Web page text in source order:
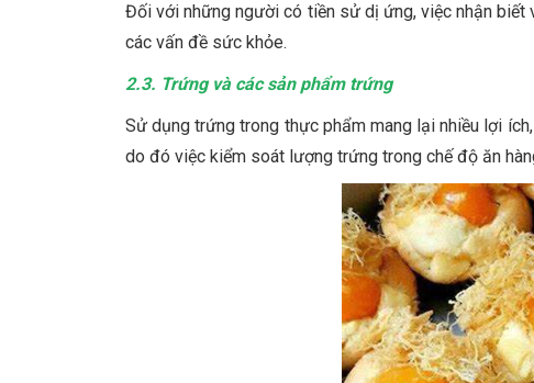
Đối với những người có tiền sử dị ứng, việc nhận biết
các vấn đề sức khỏe.
2.3. Trứng và các sản phẩm trứng
Sử dụng trứng trong thực phẩm mang lại nhiều lợi
do đó việc kiểm soát lượng trứng trong chế độ ăn